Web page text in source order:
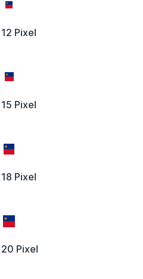
Pixel
Pixel
Pixel
Pixel